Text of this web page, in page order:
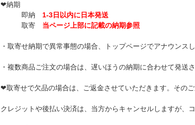
❤納期
即納 1-3日以内に日本発送
取寄 当ページ上部に記載の納期参照
・取寄せ納期で異常事態の場合、トップページでアナウンス
・複数商品ご注文の場合は、遅いほうの納期に合わせて発送
❤取寄せで欠品の場合は、ご返金させていただきます。その
クレジットや後払い決済は、当方からキャンセルしますが、